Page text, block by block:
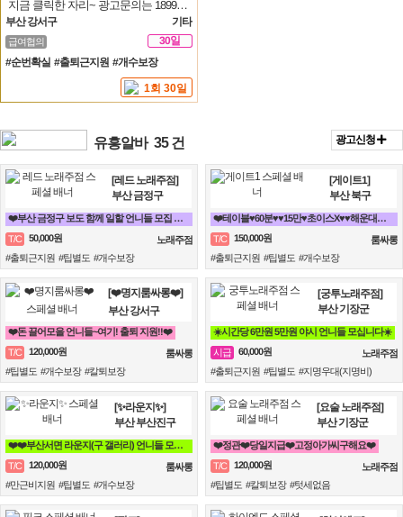
지금 클릭한 자리~ 광고문의는 1899-8026
부산 강서구 기타
급여협의
30일
#순번확실 #출퇴근지원 #개수보장
1회 30일
유흥알바 35 건 광고신청
[레드 노래주점]
부산 금정구
❤️부산 금정구 보도 함께 일할 언니들 모집 노래방알바❤️
T/C
50,000원
노래주점
#출퇴근지원 #팁별도 #개수보장
[게이트1]
부산 북구
❤️테이블♥60분♥♥15만♥초이스X♥♥해운대서면연산동동래하단온천장룸빠룸싸롱❤️
T/C
150,000원
룸싸롱
#출퇴근지원 #팁별도 #개수보장
[❤️명지룸싸롱❤️]
부산 강서구
❤️돈 끌어모을 언니들~여기! 출퇴 지원!!❤️
T/C
120,000원
룸싸롱
#팁별도 #개수보장 #칼퇴보장
[궁투노래주점]
부산 기장군
☀️시간당 6만원 5만원 야시 언니들 모십니다☀️
시급
60,000원
노래주점
#출퇴근지원 #팁별도 #지명우대(지명비)
[✨라운지✨]
부산 부산진구
❤️❤️부산서면 라운지(구 갤러리) 언니들 모십니다❤️❤️
T/C
120,000원
룸싸롱
#만근비지원 #팁별도 #개수보장
[요술 노래주점]
부산 기장군
❤️정관❤️당일지급❤️고정아가씨구해요❤️
T/C
120,000원
노래주점
#팁별도 #칼퇴보장 #텃세없음